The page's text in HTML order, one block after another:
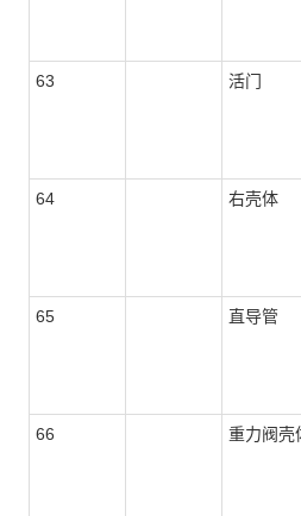
63 活门
64 右壳体
65 直导管
66 重力阀壳